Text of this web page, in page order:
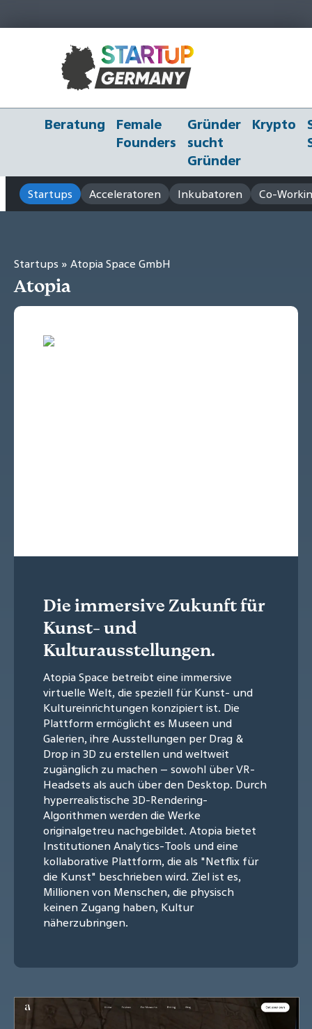
Beratung
Female
Founders
Gründer
sucht
Gründer
Krypto
Startups Acceleratoren Inkubatoren Co-
Startups » Atopia Space GmbH
Atopia
Die immersive Zukunft für
Kunst- und
Kulturausstellungen.
Atopia Space betreibt eine immersive
virtuelle Welt, die speziell für Kunst- und
Kultureinrichtungen konzipiert ist. Die
Plattform ermöglicht es Museen und
Galerien, ihre Ausstellungen per Drag &
Drop in 3D zu erstellen und weltweit
zugänglich zu machen – sowohl über VR-
Headsets als auch über den Desktop. Durch
hyperrealistische 3D-Rendering-
Algorithmen werden die Werke
originalgetreu nachgebildet. Atopia bietet
Institutionen Analytics-Tools und eine
kollaborative Plattform, die als "Netflix für
die Kunst" beschrieben wird. Ziel ist es,
Millionen von Menschen, die physisch
keinen Zugang haben, Kultur
näherzubringen.